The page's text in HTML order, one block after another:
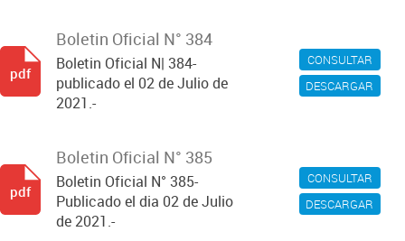
CONSULTAR
DESCARGAR
Boletin Oficial N° 384
Boletin Oficial N| 384-
publicado el 02 de Julio de
2021.-
pdf
CONSULTAR
DESCARGAR
Boletin Oficial N° 385
Boletin Oficial N° 385-
Publicado el dia 02 de Julio
de 2021.-
pdf